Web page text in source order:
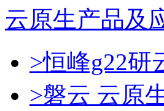
云原生产品及
>恒峰g22研
>磐云 云原